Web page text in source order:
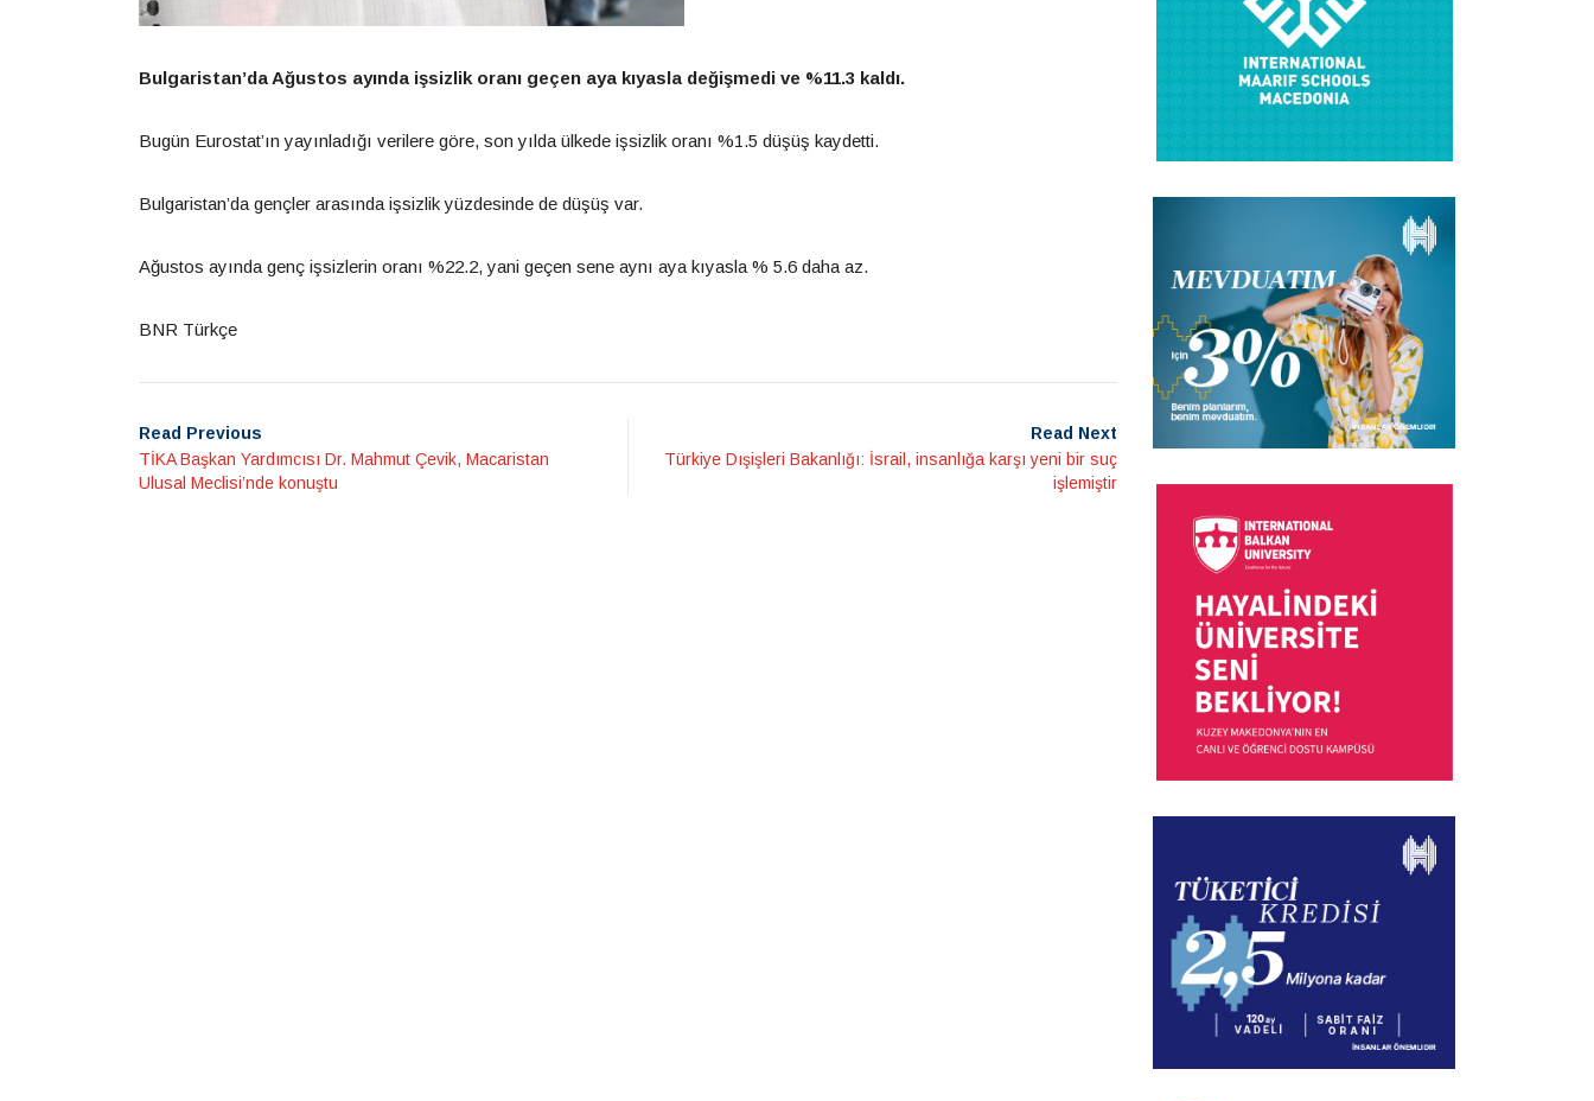
Bulgaristan’da Ağustos ayında işsizlik oranı geçen aya kıyasla değişmedi ve %11.3 kaldı.
Bugün Eurostat’ın yayınladığı verilere göre, son yılda ülkede işsizlik oranı %1.5 düşüş kaydetti.
Bulgaristan’da gençler arasında işsizlik yüzdesinde de düşüş var.
Ağustos ayında genç işsizlerin oranı %22.2, yani geçen sene aynı aya kıyasla % 5.6 daha az.
BNR Türkçe
Read Previous
TİKA Başkan Yardımcısı Dr. Mahmut Çevik, Macaristan
Ulusal Meclisi’nde konuştu
Read Next
Türkiye Dışişleri Bakanlığı: İsrail, insanlığa karşı yeni bir suç
işlemiştir